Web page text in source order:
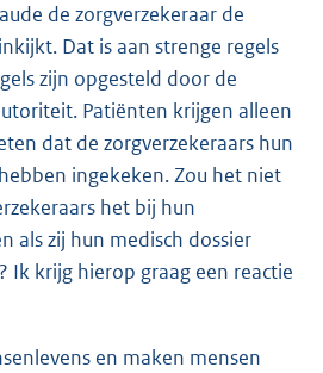
de zorgverzekeraar de
Dat is aan strenge regels
zijn opgesteld door de
Patiënten krijgen alleen
dat de zorgverzekeraars hun
ingekeken. Zou het niet
het bij hun
als zij hun medisch dossier
Ik krijg hierop graag een reactie
en maken mensen